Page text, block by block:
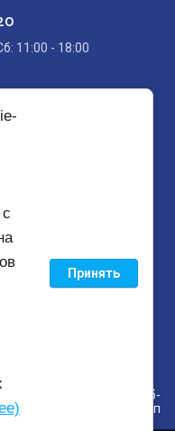
- 2026
11:00 - 18:00
интернет-магазина
, веб-
студия Мегагрупп
Принять